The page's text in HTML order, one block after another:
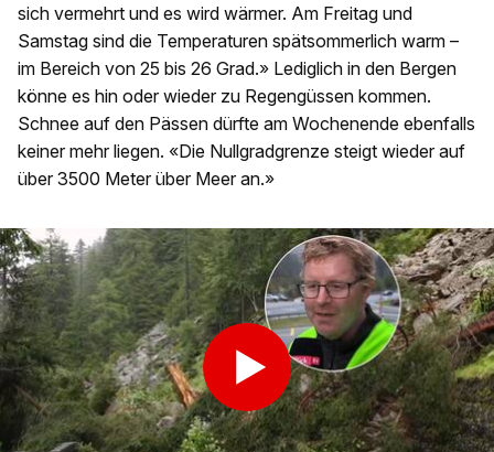
sich vermehrt und es wird wärmer. Am Freitag und
Samstag sind die Temperaturen spätsommerlich warm –
im Bereich von 25 bis 26 Grad.» Lediglich in den Bergen
könne es hin oder wieder zu Regengüssen kommen.
Schnee auf den Pässen dürfte am Wochenende ebenfalls
keiner mehr liegen. «Die Nullgradgrenze steigt wieder auf
über 3500 Meter über Meer an.»